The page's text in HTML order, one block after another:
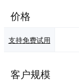
价格
支持免费试用
客户规模